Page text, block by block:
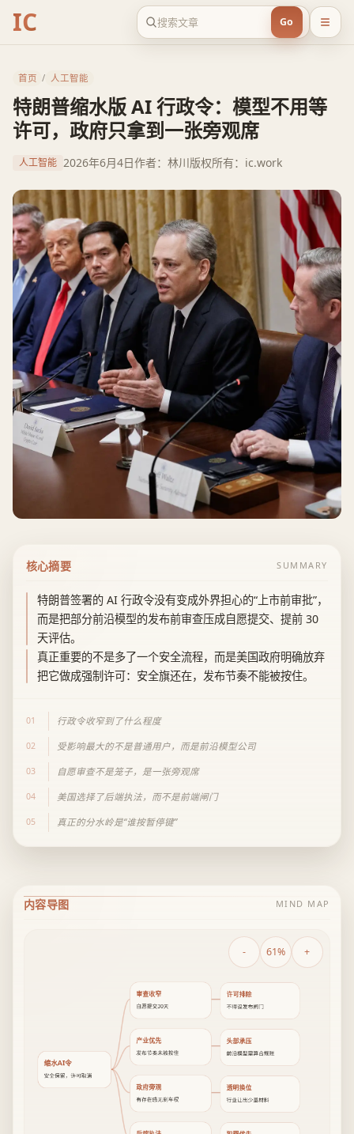
IC Go
首页 / 人工智能
特朗普缩水版 AI 行政令：模型不用等
许可，政府只拿到一张旁观席
人工智能 2026年6月4日作者：林川版权所有：ic.work
核心摘要 SUMMARY
特朗普签署的 AI 行政令没有变成外界担心的“上市前审批”，
而是把部分前沿模型的发布前审查压成自愿提交、提前 30
天评估。
真正重要的不是多了一个安全流程，而是美国政府明确放弃
把它做成强制许可：安全旗还在，发布节奏不能被按住。
01 行政令收窄到了什么程度
02 受影响最大的不是普通用户，而是前沿模型公司
03 自愿审查不是笼子，是一张旁观席
04 美国选择了后端执法，而不是前端闸门
05 真正的分水岭是“谁按暂停键”
内容导图 MIND MAP
- 61% +
缩水AI令
安全保留，许可取消
审查收窄
自愿提交30天
许可排除
不得设发布闸门
产业优先
发布节奏未被按住
头部承压
前沿模型需算合规账
政府旁观
有存在感无刹车权
透明换位
行业让出少量材料